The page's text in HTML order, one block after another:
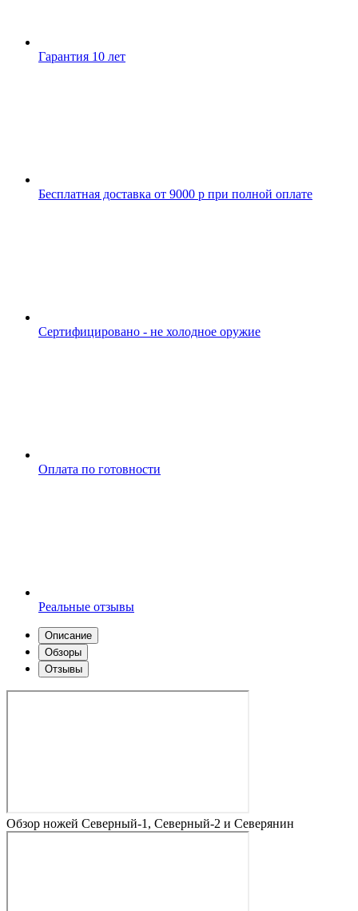
Гарантия 10 лет
Бесплатная доставка от 9000 р при полной оплате
Сертифицировано - не холодное оружие
Оплата по готовности
Реальные отзывы
Описание
Обзоры
Отзывы
Обзор ножей Северный-1, Северный-2 и Северянин